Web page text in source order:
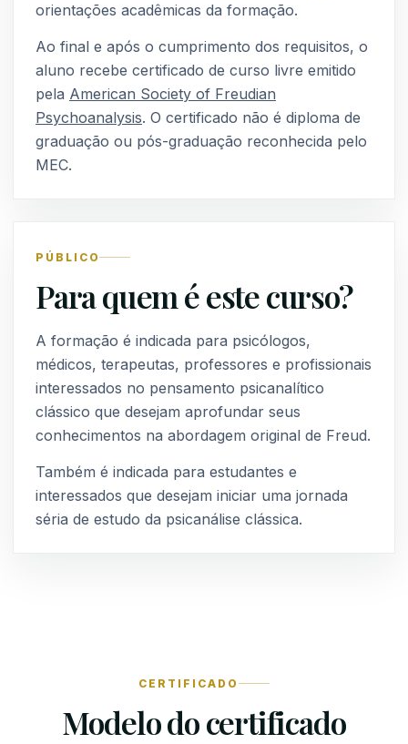
orientações acadêmicas da formação.
Ao final e após o cumprimento dos requisitos, o
aluno recebe certificado de curso livre emitido
pela American Society of Freudian
Psychoanalysis. O certificado não é diploma de
graduação ou pós-graduação reconhecida pelo
MEC.
PÚBLICO
Para quem é este curso?
A formação é indicada para psicólogos,
médicos, terapeutas, professores e profissionais
interessados no pensamento psicanalítico
clássico que desejam aprofundar seus
conhecimentos na abordagem original de Freud.
Também é indicada para estudantes e
interessados que desejam iniciar uma jornada
séria de estudo da psicanálise clássica.
CERTIFICADO
Modelo do certificado